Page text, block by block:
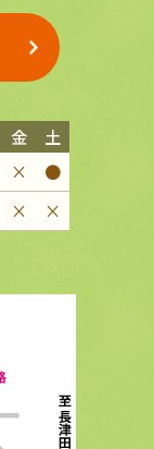
金
土
×
●
×
×